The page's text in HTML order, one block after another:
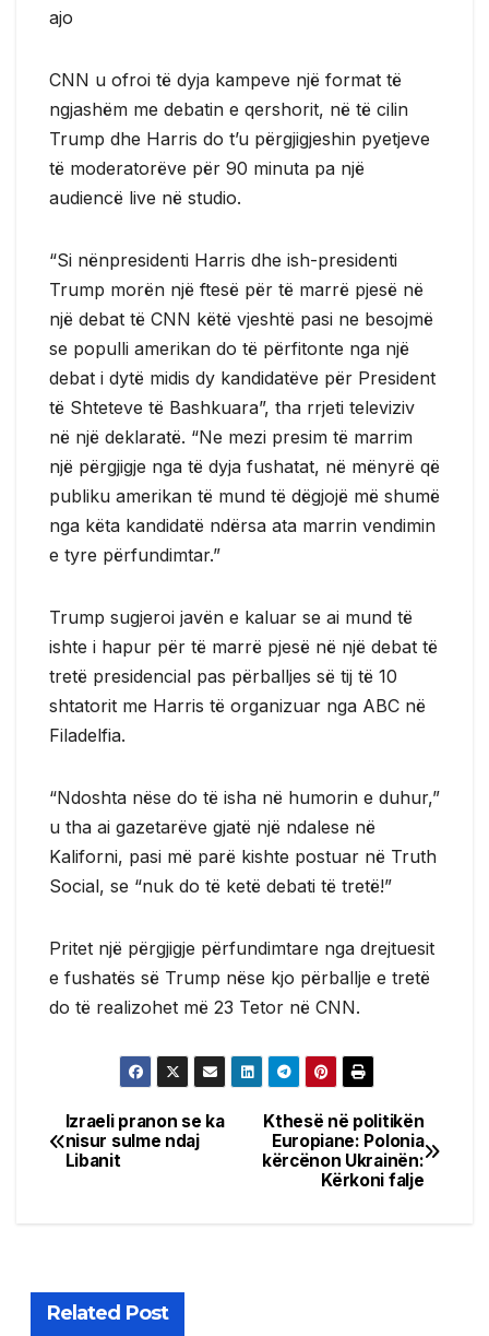
ajo
CNN u ofroi të dyja kampeve një format të
ngjashëm me debatin e qershorit, në të cilin
Trump dhe Harris do t’u përgjigjeshin pyetjeve
të moderatorëve për 90 minuta pa një
audiencë live në studio.
“Si nënpresidenti Harris dhe ish-presidenti
Trump morën një ftesë për të marrë pjesë në
një debat të CNN këtë vjeshtë pasi ne besojmë
se populli amerikan do të përfitonte nga një
debat i dytë midis dy kandidatëve për President
të Shteteve të Bashkuara”, tha rrjeti televiziv
në një deklaratë. “Ne mezi presim të marrim
një përgjigje nga të dyja fushatat, në mënyrë që
publiku amerikan të mund të dëgjojë më shumë
nga këta kandidatë ndërsa ata marrin vendimin
e tyre përfundimtar.”
Trump sugjeroi javën e kaluar se ai mund të
ishte i hapur për të marrë pjesë në një debat të
tretë presidencial pas përballjes së tij të 10
shtatorit me Harris të organizuar nga ABC në
Filadelfia.
“Ndoshta nëse do të isha në humorin e duhur,”
u tha ai gazetarëve gjatë një ndalese në
Kaliforni, pasi më parë kishte postuar në Truth
Social, se “nuk do të ketë debati të tretë!”
Pritet një përgjigje përfundimtare nga drejtuesit
e fushatës së Trump nëse kjo përballje e tretë
do të realizohet më 23 Tetor në CNN.
Post
navigation
Kthesë në politikën
Europiane: Polonia
kërcënon Ukrainën:
Kërkoni falje
Izraeli pranon se ka
nisur sulme ndaj
Libanit
Related Post